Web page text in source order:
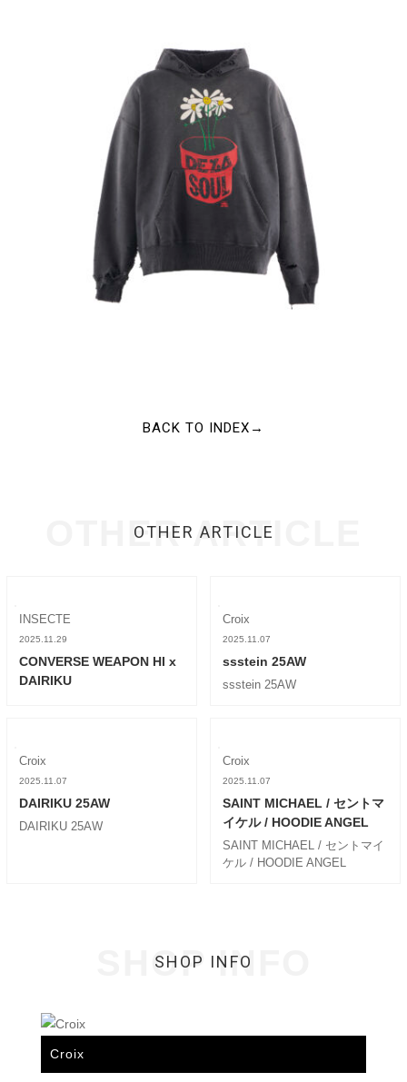
BACK TO INDEX→
OTHER ARTICLE
OTHER ARTICLE
INSECTE
2025.11.29
CONVERSE WEAPON HI x
DAIRIKU
Croix
2025.11.07
ssstein 25AW
ssstein 25AW
Croix
2025.11.07
DAIRIKU 25AW
DAIRIKU 25AW
Croix
2025.11.07
SAINT MICHAEL / セントマ
イケル / HOODIE ANGEL
SAINT MICHAEL / セントマイ
ケル / HOODIE ANGEL
SHOP INFO
SHOP INFO
Croix